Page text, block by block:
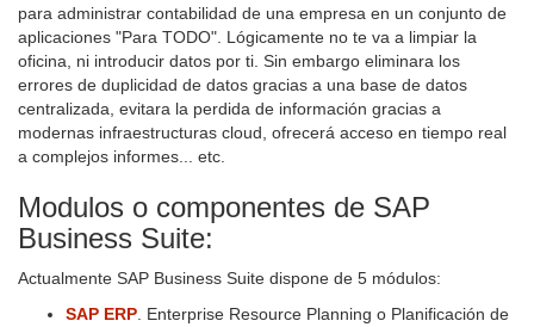
para administrar contabilidad de una empresa en un conjunto de
aplicaciones "Para TODO". Lógicamente no te va a limpiar la
oficina, ni introducir datos por ti. Sin embargo eliminara los
errores de duplicidad de datos gracias a una base de datos
centralizada, evitara la perdida de información gracias a
modernas infraestructuras cloud, ofrecerá acceso en tiempo real
a complejos informes... etc.
Modulos o componentes de SAP
Business Suite:
Actualmente SAP Business Suite dispone de 5 módulos:
SAP ERP . Enterprise Resource Planning o Planificación de